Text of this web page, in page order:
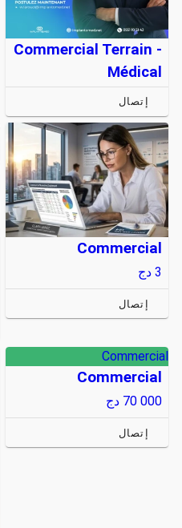
Commercial Terrain -
Médical
إتصال
Commercial
3 دج
إتصال
Commercial
Commercial
70 000 دج
إتصال